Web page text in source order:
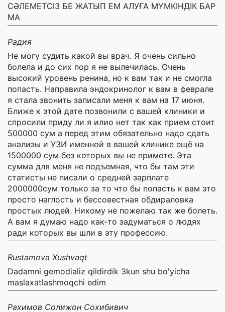
СӘЛЕМЕТСІЗ БЕ ЖАТЫП ЕМ АЛУҒА МҮМКІНДІК БАР
МА
Радия
Не могу судить какой вы врач. Я очень сильно
болела и до сих пор я не вылечилась. Очень
высокий уровень ренина, но к вам так и не смогла
попасть. Направила эндокринолог к вам в феврале
я стала звонить записали меня к вам на 17 июня.
Ближе к этой дате позвонили с вашей клиники и
спросили приду ли я илио нет так как прием стоит
500000 сум а перед этим обязательно надо сдать
анализы и УЗИ именной в вашей клинике ещё на
1500000 сум без которых вы не примете. Эта
сумма для меня не подъемная, что бы там эти
статисты не писали о средней зарплате
2000000сум только за то что бы попасть к вам это
просто наглость и бессовестная обдираловка
простых людей. Никому не пожелаю так же болеть.
А вам я думаю надо как-то задуматься о людях
ради которых вы шли в эту профессию.
Rustamova Xushvaqt
Dadamni gemodializ qildirdik 3kun shu bo'yicha
maslaxatlashmoqchi edim
Рахимов Солижон Сохибивич